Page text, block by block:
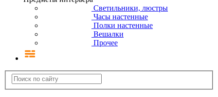
Светильники, люстры
Часы настенные
Полки настенные
Вешалки
Прочее